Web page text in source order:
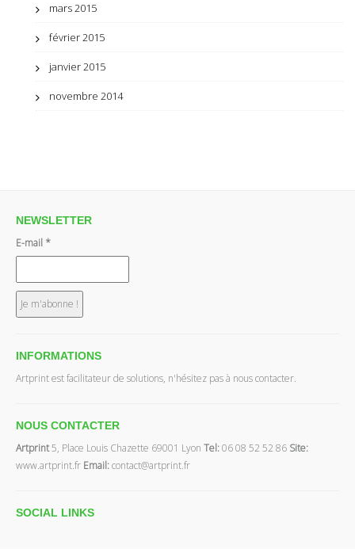
mars 2015
février 2015
janvier 2015
novembre 2014
NEWSLETTER
E-mail *
INFORMATIONS
Artprint est facilitateur de solutions, n'hésitez pas à nous contacter.
NOUS CONTACTER
Artprint5, Place Louis Chazette 69001 Lyon Tel:06 08 52 52 86 Site:
www.artprint.fr Email:contact@artprint.fr
SOCIAL LINKS